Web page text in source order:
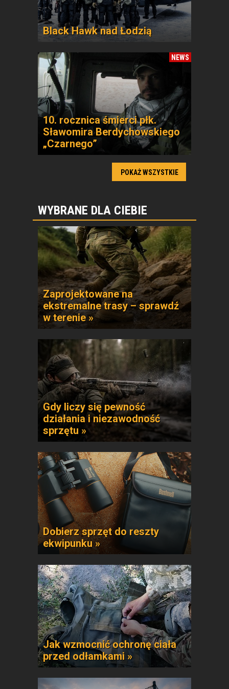
Black Hawk nad Łodzią
NEWS
10. rocznica śmierci płk.
Sławomira Berdychowskiego
„Czarnego”
POKAŻ WSZYSTKIE
WYBRANE DLA CIEBIE
Zaprojektowane na
ekstremalne trasy – sprawdź
w terenie »
Gdy liczy się pewność
działania i niezawodność
sprzętu »
Dobierz sprzęt do reszty
ekwipunku »
Jak wzmocnić ochronę ciała
przed odłamkami »